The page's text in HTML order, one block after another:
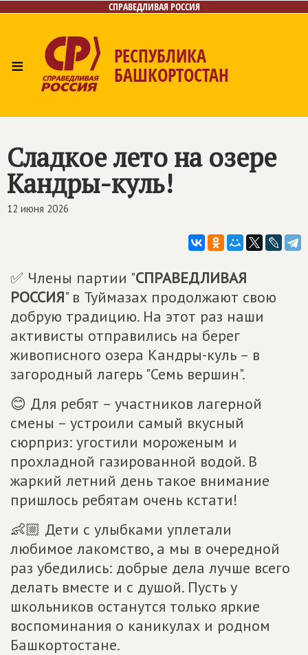
СПРАВЕДЛИВАЯ РОССИЯ
≡ РЕСПУБЛИКА
БАШКОРТОСТАН
Сладкое лето на озере
Кандры-куль!
12 июня 2026
✅ Члены партии "СПРАВЕДЛИВАЯ
РОССИЯ" в Туймазах продолжают свою
добрую традицию. На этот раз наши
активисты отправились на берег
живописного озера Кандры-куль – в
загородный лагерь "Семь вершин".
😊 Для ребят – участников лагерной
смены – устроили самый вкусный
сюрприз: угостили мороженым и
прохладной газированной водой. В
жаркий летний день такое внимание
пришлось ребятам очень кстати!
👶🏼 Дети с улыбками уплетали
любимое лакомство, а мы в очередной
раз убедились: добрые дела лучше всего
делать вместе и с душой. Пусть у
школьников останутся только яркие
воспоминания о каникулах и родном
Башкортостане.